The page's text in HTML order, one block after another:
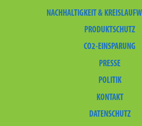
NACHHALTIGKEIT &
PRODUKTSCHUTZ
CO2-EINSPARUNG
PRESSE
POLITIK
KONTAKT
DATENSCHUTZ